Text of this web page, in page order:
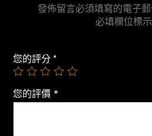
發佈留言必須填寫的電子
必填欄位標
您的評分*
您的評價 *